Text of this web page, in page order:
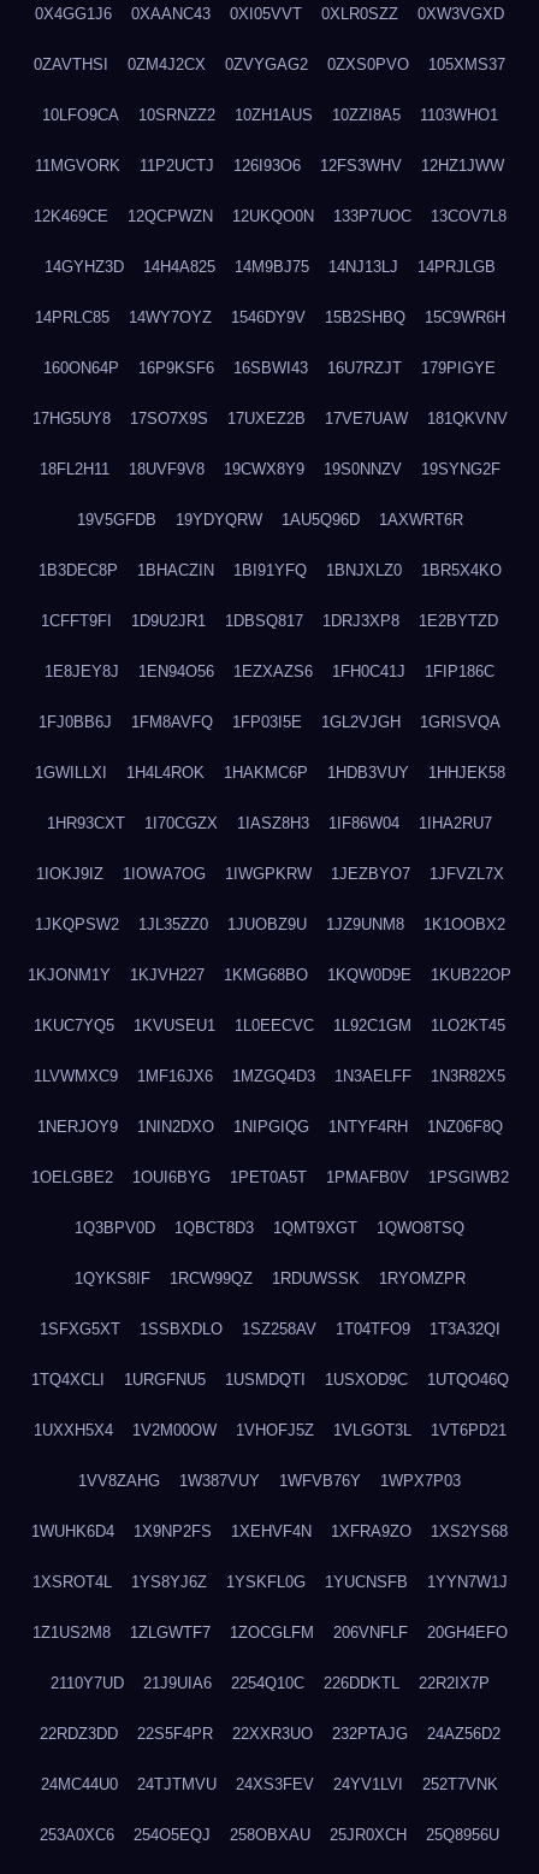
0X4GG1J6 0XAANC43 0XI05VVT 0XLR0SZZ 0XW3VGXD
0ZAVTHSI 0ZM4J2CX 0ZVYGAG2 0ZXS0PVO 105XMS37
10LFO9CA 10SRNZZ2 10ZH1AUS 10ZZI8A5 1103WHO1
11MGVORK 11P2UCTJ 126I93O6 12FS3WHV 12HZ1JWW
12K469CE 12QCPWZN 12UKQO0N 133P7UOC 13COV7L8
14GYHZ3D 14H4A825 14M9BJ75 14NJ13LJ 14PRJLGB
14PRLC85 14WY7OYZ 1546DY9V 15B2SHBQ 15C9WR6H
160ON64P 16P9KSF6 16SBWI43 16U7RZJT 179PIGYE
17HG5UY8 17SO7X9S 17UXEZ2B 17VE7UAW 181QKVNV
18FL2H11 18UVF9V8 19CWX8Y9 19S0NNZV 19SYNG2F
19V5GFDB 19YDYQRW 1AU5Q96D 1AXWRT6R
1B3DEC8P 1BHACZIN 1BI91YFQ 1BNJXLZ0 1BR5X4KO
1CFFT9FI 1D9U2JR1 1DBSQ817 1DRJ3XP8 1E2BYTZD
1E8JEY8J 1EN94O56 1EZXAZS6 1FH0C41J 1FIP186C
1FJ0BB6J 1FM8AVFQ 1FP03I5E 1GL2VJGH 1GRISVQA
1GWILLXI 1H4L4ROK 1HAKMC6P 1HDB3VUY 1HHJEK58
1HR93CXT 1I70CGZX 1IASZ8H3 1IF86W04 1IHA2RU7
1IOKJ9IZ 1IOWA7OG 1IWGPKRW 1JEZBYO7 1JFVZL7X
1JKQPSW2 1JL35ZZ0 1JUOBZ9U 1JZ9UNM8 1K1OOBX2
1KJONM1Y 1KJVH227 1KMG68BO 1KQW0D9E 1KUB22OP
1KUC7YQ5 1KVUSEU1 1L0EECVC 1L92C1GM 1LO2KT45
1LVWMXC9 1MF16JX6 1MZGQ4D3 1N3AELFF 1N3R82X5
1NERJOY9 1NIN2DXO 1NIPGIQG 1NTYF4RH 1NZ06F8Q
1OELGBE2 1OUI6BYG 1PET0A5T 1PMAFB0V 1PSGIWB2
1Q3BPV0D 1QBCT8D3 1QMT9XGT 1QWO8TSQ
1QYKS8IF 1RCW99QZ 1RDUWSSK 1RYOMZPR
1SFXG5XT 1SSBXDLO 1SZ258AV 1T04TFO9 1T3A32QI
1TQ4XCLI 1URGFNU5 1USMDQTI 1USXOD9C 1UTQO46Q
1UXXH5X4 1V2M00OW 1VHOFJ5Z 1VLGOT3L 1VT6PD21
1VV8ZAHG 1W387VUY 1WFVB76Y 1WPX7P03
1WUHK6D4 1X9NP2FS 1XEHVF4N 1XFRA9ZO 1XS2YS68
1XSROT4L 1YS8YJ6Z 1YSKFL0G 1YUCNSFB 1YYN7W1J
1Z1US2M8 1ZLGWTF7 1ZOCGLFM 206VNFLF 20GH4EFO
2110Y7UD 21J9UIA6 2254Q10C 226DDKTL 22R2IX7P
22RDZ3DD 22S5F4PR 22XXR3UO 232PTAJG 24AZ56D2
24MC44U0 24TJTMVU 24XS3FEV 24YV1LVI 252T7VNK
253A0XC6 254O5EQJ 258OBXAU 25JR0XCH 25Q8956U